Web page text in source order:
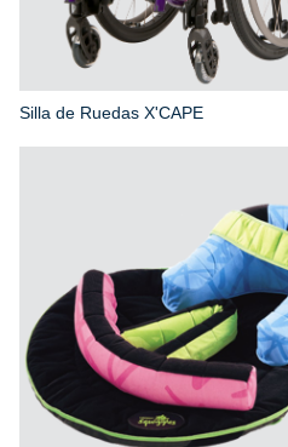
Silla de Ruedas X'CAPE